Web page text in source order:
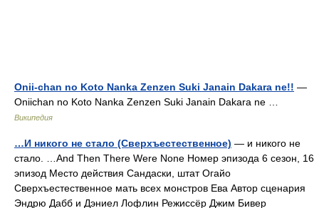
Onii-chan no Koto Nanka Zenzen Suki Janain Dakara ne!! —
Oniichan no Koto Nanka Zenzen Suki Janain Dakara ne …
Википедия
…И никого не стало (Сверхъестественное) — и никого не
стало. …And Then There Were None Номер эпизода 6 сезон, 16
эпизод Место действия Сандаски, штат Огайо
Сверхъестественное мать всех монстров Ева Автор сценария
Эндрю Дабб и Дэниел Лофлин Режиссёр Джим Бивер